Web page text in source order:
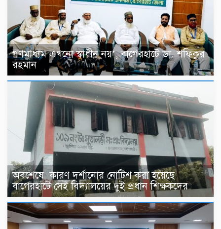
গণমাধ্যম এখনো স্বাধীন নয়’, বাগেরহাটে ডা. শফিকুর
রহমান
অবশেষে কারণ দর্শানোর নোটিশ করা হয়েছে
বাগেরহাটে সেই বিদ্যালয়ের দুই প্রধান শিক্ষকদের